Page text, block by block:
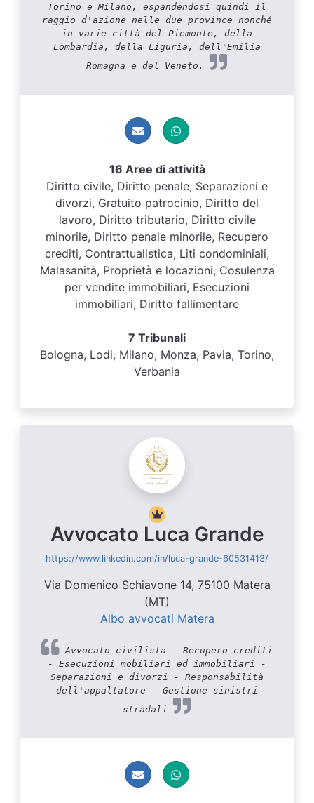
Torino e Milano, espandendosi quindi il
raggio d'azione nelle due province nonché
in varie città del Piemonte, della
Lombardia, della Liguria, dell'Emilia
Romagna e del Veneto.
16 Aree di attività
Diritto civile, Diritto penale, Separazioni e
divorzi, Gratuito patrocinio, Diritto del
lavoro, Diritto tributario, Diritto civile
minorile, Diritto penale minorile, Recupero
crediti, Contrattualistica, Liti condominiali,
Malasanità, Proprietà e locazioni, Cosulenza
per vendite immobiliari, Esecuzioni
immobiliari, Diritto fallimentare
7 Tribunali
Bologna, Lodi, Milano, Monza, Pavia, Torino,
Verbania
Avvocato Luca Grande
https://www.linkedin.com/in/luca-grande-60531413/
Via Domenico Schiavone 14, 75100 Matera
(MT)
Albo avvocati Matera
Avvocato civilista - Recupero crediti
- Esecuzioni mobiliari ed immobiliari -
Separazioni e divorzi - Responsabilità
dell'appaltatore - Gestione sinistri
stradali